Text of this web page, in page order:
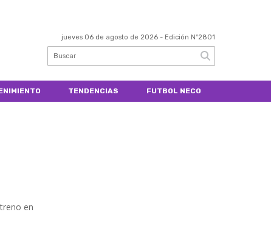
jueves 06 de agosto de 2026 - Edición Nº2801
TENDENCIAS FUTBOL NECO
en